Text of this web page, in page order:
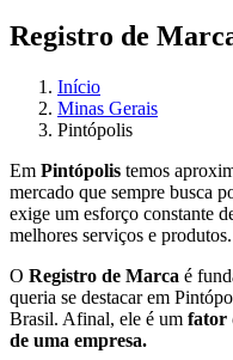
Registro de
Início
Minas Gerais
Pintópolis
Em Pintópolis temos
mercado que sempre busca
exige um esforço constante
melhores serviços e produtos.
O Registro de Marca é
queria se destacar em
Brasil. Afinal, ele é um fator
de uma empresa.